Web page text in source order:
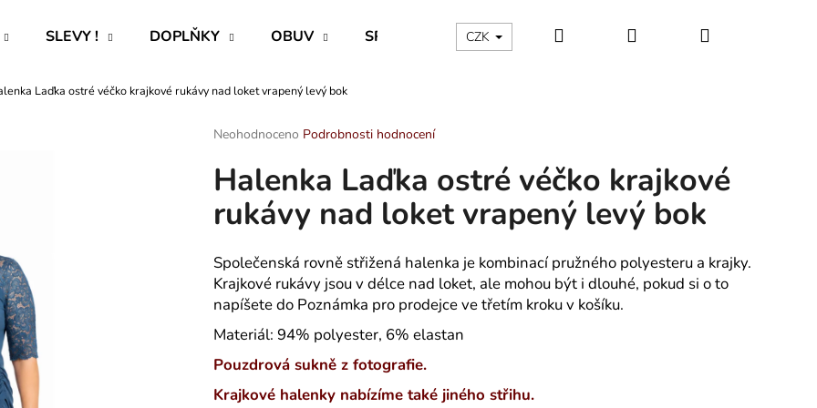
SLEVY ! DOPLŇKY OBUV SPECIÁLNÍ KATEGORIE Kontakty - máte nějaký dotaz?
CZK Hledat PřihlášeníNákupní
Laďka ostré véčko krajkové rukávy nad loket vrapený levý bok
Průměrné
produktu
je
z
hvězdiček.
Neohodnoceno Podrobnosti hodnocení
Halenka Laďka ostré véčko krajkové
rukávy nad loket vrapený levý bok
Společenská rovně střižená halenka je kombinací pružného polyesteru a krajky.
Krajkové rukávy jsou v délce nad loket, ale mohou být i dlouhé, pokud si o to
napíšete do Poznámka pro prodejce ve třetím kroku v košíku.
Materiál: 94% polyester, 6% elastan
Pouzdrová sukně z fotografie.
Krajkové halenky nabízíme také jiného střihu.
Co potřebujete najít?
HLEDAT
TEPLÁKOVÝ KABÁT - CAPRI KOMBI S TROJÚHELNÍKY -